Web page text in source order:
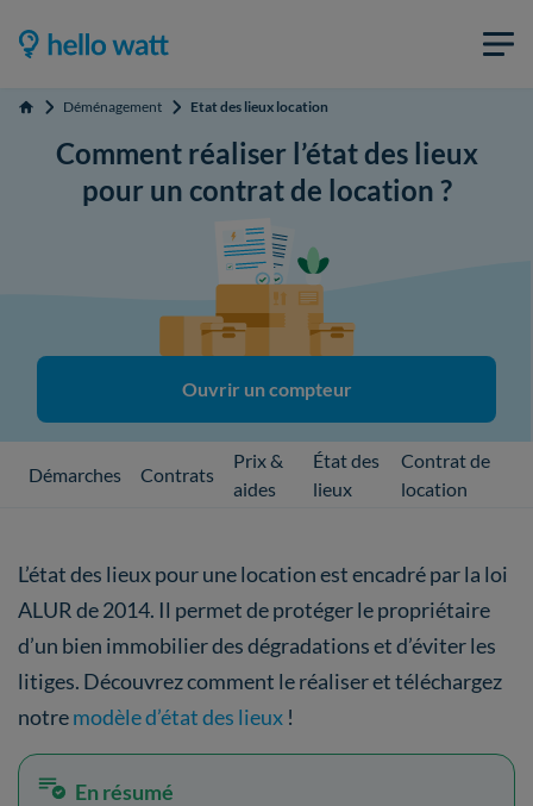
Accueil Déménagement Etat des lieux location
Comment réaliser l’état des lieux
pour un contrat de location ?
Ouvrir un compteur
Démarches Contrats
Prix &
aides
État des
lieux
Contrat de
location
L’état des lieux pour une location est encadré par la loi
ALUR de 2014. Il permet de protéger le propriétaire
d’un bien immobilier des dégradations et d’éviter les
litiges. Découvrez comment le réaliser et téléchargez
notremodèle d’état des lieux !
En résumé